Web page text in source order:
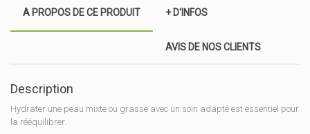
A PROPOS DE CE PRODUIT + D'INFOS
AVIS DE NOS CLIENTS
Description
Hydrater une peau mixte ou grasse avec un soin adapté est essentiel pour
la rééquilibrer.